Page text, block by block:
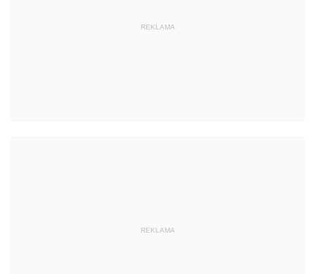
REKLAMA
REKLAMA